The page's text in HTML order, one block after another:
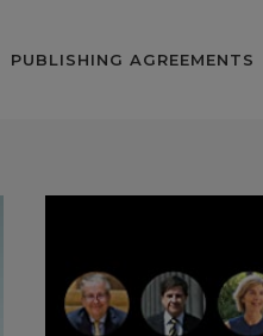
PUBLISHING AGREEMENTS